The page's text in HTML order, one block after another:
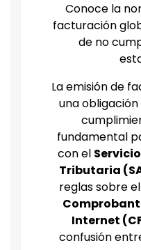
Conoce la
facturación
de no
La emisión de
una obligación
fundamental
con el
Tributaria
reglas sobre
Internet
confusión